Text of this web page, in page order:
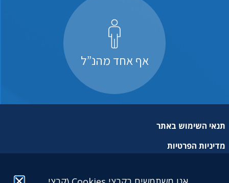
אף אחד מהנ”ל
תנאי השימוש באתר
מדיניות הפרטיות